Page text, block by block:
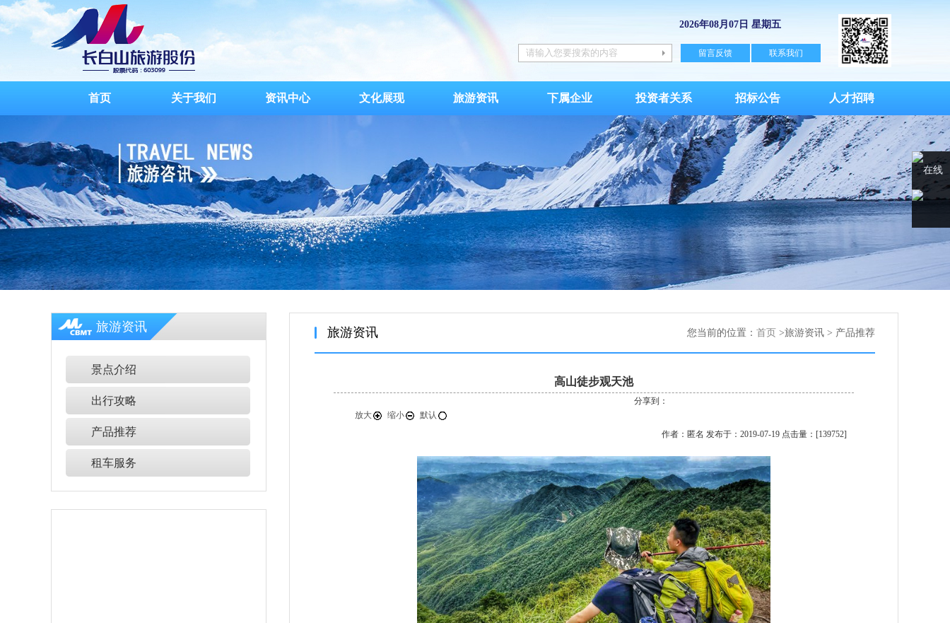
2026年08月07日 星期五
留言反馈 联系我们
首页 关于我们 资讯中心 文化展现 旅游资讯 下属企业 投资者关系 招标公告 人才招聘
旅游资讯
景点介绍
出行攻略
产品推荐
租车服务
您当前的位置： 首页 >旅游资讯 > 产品推荐
旅游资讯
高山徒步观天池
放大 缩小
默认
作者：匿名 发布于：2019-07-19 点击量：[139752]
分享到：
在线